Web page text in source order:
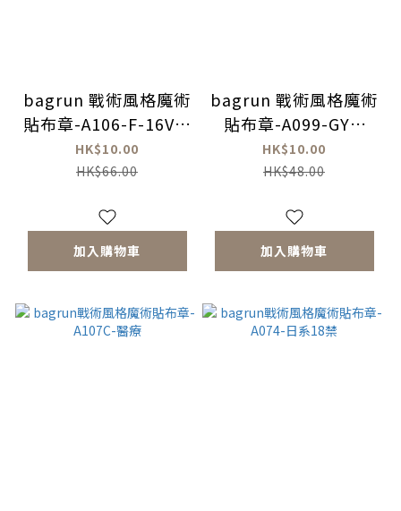
bagrun 戰術風格魔術
貼布章-A106-F-16V戰
機
HK$10.00
HK$66.00
加入購物車
bagrun 戰術風格魔術
貼布章-A099-GYM
TIME
HK$10.00
HK$48.00
加入購物車